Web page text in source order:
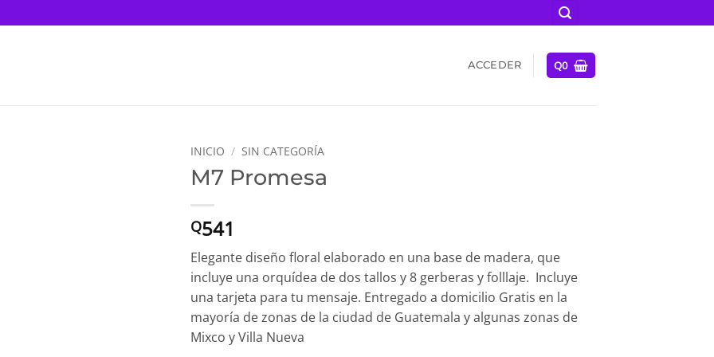
ACCEDER Q0
INICIO / SIN CATEGORÍA
M7 Promesa
Q541
Elegante diseño floral elaborado en una base de madera, que
incluye una orquídea de dos tallos y 8 gerberas y folllaje. Incluye
una tarjeta para tu mensaje. Entregado a domicilio Gratis en la
mayoría de zonas de la ciudad de Guatemala y algunas zonas de
Mixco y Villa Nueva